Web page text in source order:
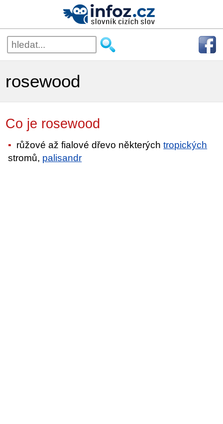
rosewood
Co je rosewood
růžové až fialové dřevo některýchtropických
stromů, palisandr